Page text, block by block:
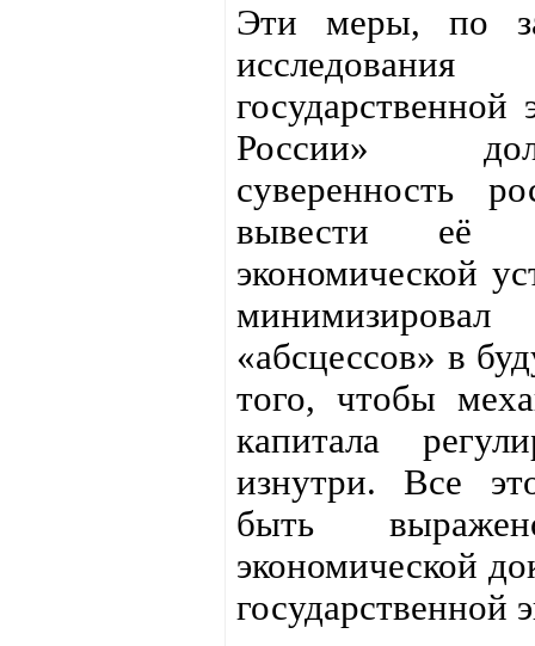
Эти меры, по
государственной
России»
суверенность
вывести её
экономической
минимизировал
«абсцессов» в
того, чтобы
капитала
изнутри. Все
быть
экономической
государственной